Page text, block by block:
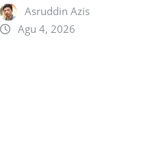
Asruddin Azis
Agu 4, 2026